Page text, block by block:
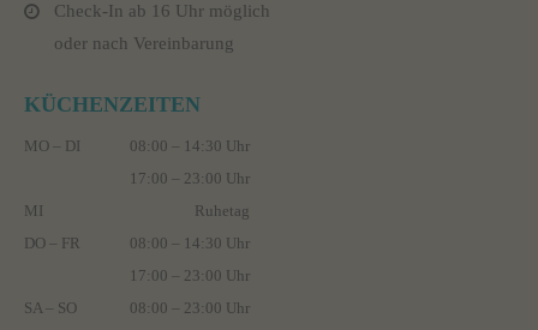
Check-In ab 16 Uhr möglich
oder nach Vereinbarung
KÜCHENZEITEN
MO – DI
08:00 – 14:30 Uhr
17:00 – 23:00 Uhr
MI
Ruhetag
DO – FR
08:00 – 14:30 Uhr
17:00 – 23:00 Uhr
SA – SO
08:00 – 23:00 Uhr